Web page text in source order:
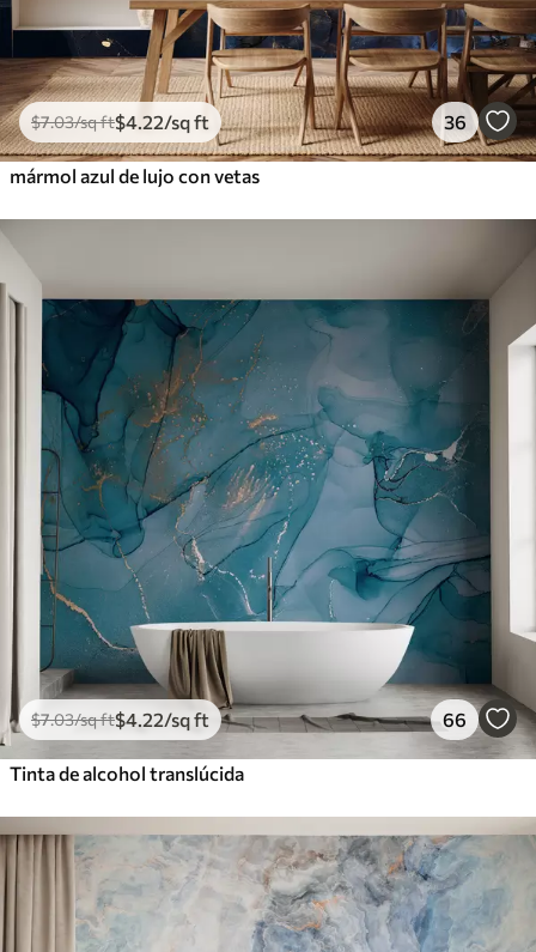
$7.03/sq ft$4 .22/sq ft 36
mármol azul de lujo con vetas
$7.03/sq ft$4 .22/sq ft 66
Tinta de alcohol translúcida